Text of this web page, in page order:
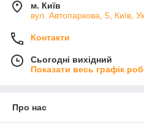
м. Київ
вул. Автопаркова, 5, Київ,
Контакти
Сьогодні вихідний
Показати весь графік
Про нас